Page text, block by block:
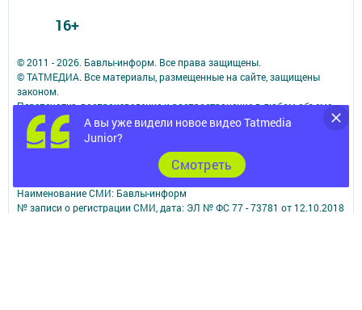
А вы уже видели новое видео Tatmedia
Junior?
Cмотреть
© 2011 - 2026. Бавлы-информ. Все права защищены.
© ТАТМЕДИА. Все материалы, размещенные на сайте, защищены
законом.
Перепечатка, воспроизведение и распространение в любом объеме
информации,
размещенной на сайте, возможна только с письменного согласия
редакций СМИ.
При поддержке Республиканского агентства по печати и массовым
Наименование СМИ: Бавлы-информ
№ записи о регистрации СМИ, дата: ЭЛ № ФС 77 - 73781 от 12.10.2018
16+